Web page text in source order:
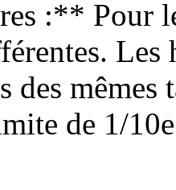
:** Pour
Les
des
de 1/